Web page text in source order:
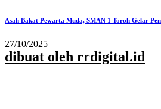
Asah Bakat Pewarta Muda, SMAN 1 Toroh Gelar
27/10/2025
dibuat oleh rrdigital.id